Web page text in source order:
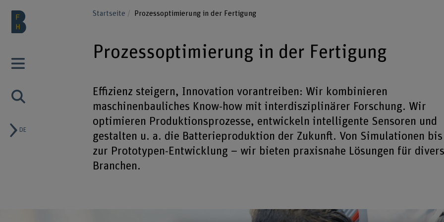
DE
Startseite Prozessoptimierung in der Fertigung
Prozessoptimierung in der Fertigung
Effizienz steigern, Innovation vorantreiben: Wir kombinieren
maschinenbauliches Know-how mit interdisziplinärer Forschung. Wir
optimieren Produktionsprozesse, entwickeln intelligente Sensoren und
gestalten u. a. die Batterieproduktion der Zukunft. Von Simulationen bis
zur Prototypen-Entwicklung – wir bieten praxisnahe Lösungen für
Branchen.